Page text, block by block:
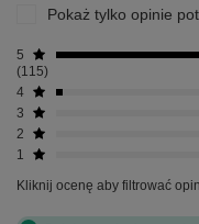
Pokaż tylko opinie
5
115
4
3
2
1
Kliknij ocenę aby filtrować